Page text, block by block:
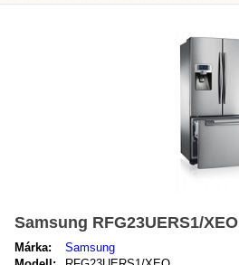
Samsung RFG23UERS1/XEO
Márka:
Samsung